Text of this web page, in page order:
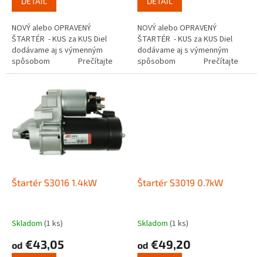
NOVÝ alebo OPRAVENÝ
ŠTARTÉR - KUS za KUS Diel
dodávame aj s výmenným
spôsobom Prečítajte
si ako funguje...
NOVÝ alebo OPRAVENÝ
ŠTARTÉR - KUS za KUS Diel
dodávame aj s výmenným
spôsobom Prečítajte
si ako funguje...
Štartér S3016 1.4kW
Skladom (1 ks)
od €43,05
Štartér S3019 0.7kW
Skladom (1 ks)
od €49,20